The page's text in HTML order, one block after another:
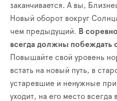
заканчивается. А вы,
Новый оборот вокруг
чем предыдущий. В
всегда должны побеждать
Повышайте свой уровень
встать на новый путь, в
устаревшие и ненужные
уходит, на его место